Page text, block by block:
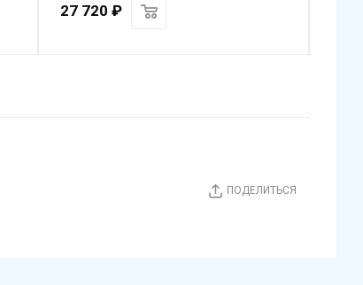
27 720 ₽
ПОДЕЛИТЬСЯ